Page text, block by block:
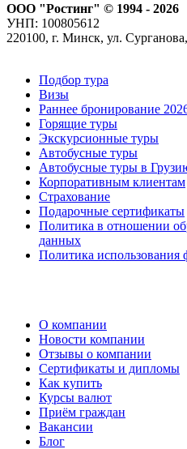
ООО "Ростинг" © 1994 - 2026
УНП: 100805612
220100, г. Минск, ул.
Подбор тура
Визы
Раннее бронирование
Горящие туры
Экскурсионные туры
Автобусные туры
Автобусные туры в
Корпоративным клиентам
Страхование
Подарочные сертификаты
Политика в отношении
данных
Политика использования
О компании
Новости компании
Отзывы о компании
Сертификаты и дипломы
Как купить
Курсы валют
Приём граждан
Вакансии
Блог